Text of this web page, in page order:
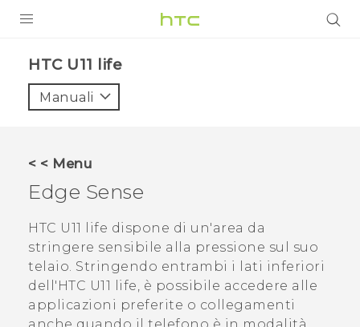
VIVE
ASSISTENZA
Accessori e dispositivi HTC
Accesso
HTC U11 life‎
Manuali
< < Menu
Edge Sense
HTC U11 life dispone di un'area da
stringere sensibile alla pressione sul suo
telaio. Stringendo entrambi i lati inferiori
dell' HTC U11 life, è possibile accedere alle
applicazioni preferite o collegamenti